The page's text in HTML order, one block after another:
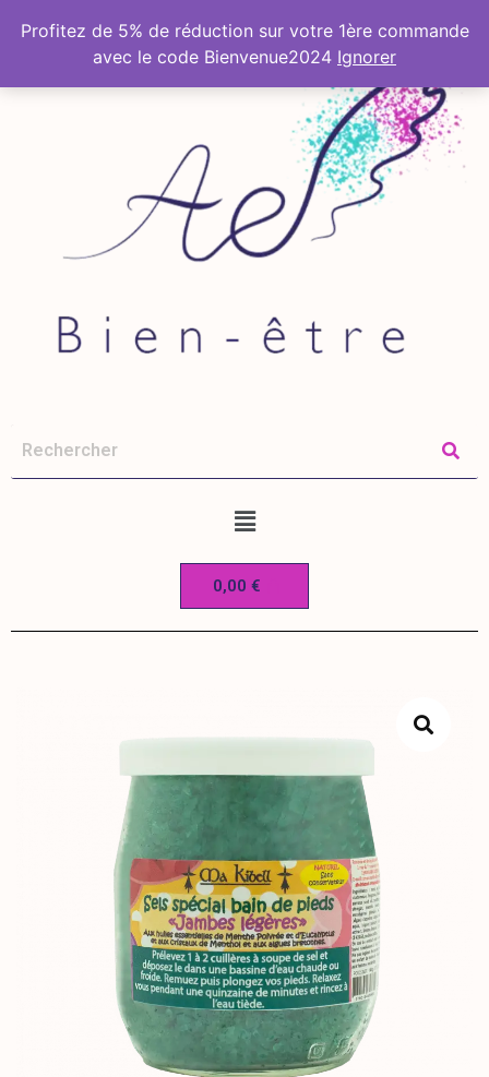
0,00 €
Profitez de 5% de réduction sur votre 1ère commande
avec le code Bienvenue2024 Ignorer